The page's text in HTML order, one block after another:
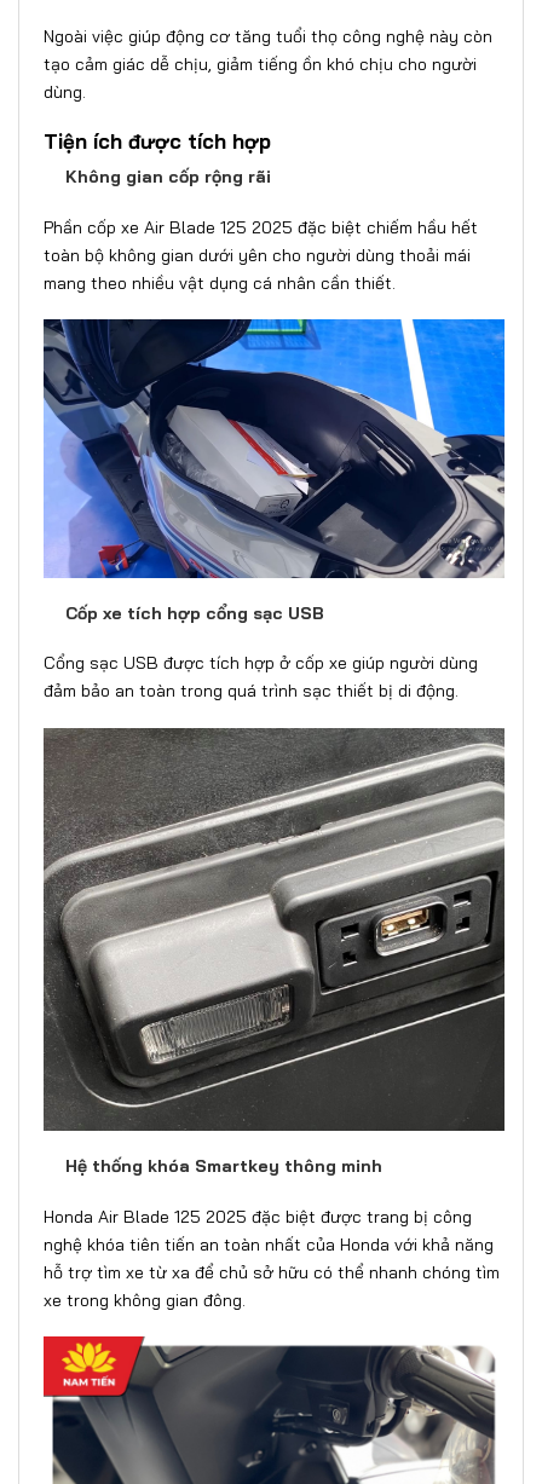
Ngoài việc giúp động cơ tăng tuổi thọ công nghệ này còn
tạo cảm giác dễ chịu, giảm tiếng ồn khó chịu cho người
dùng.
Tiện ích được tích hợp
Không gian cốp rộng rãi
Phần cốp xe Air Blade 125 2025 đặc biệt chiếm hầu hết
toàn bộ không gian dưới yên cho người dùng thoải mái
mang theo nhiều vật dụng cá nhân cần thiết.
Cốp xe tích hợp cổng sạc USB
Cổng sạc USB được tích hợp ở cốp xe giúp người dùng
đảm bảo an toàn trong quá trình sạc thiết bị di động.
Hệ thống khóa Smartkey thông minh
Honda Air Blade 125 2025 đặc biệt được trang bị công
nghệ khóa tiên tiến an toàn nhất của Honda với khả năng
hỗ trợ tìm xe từ xa để chủ sở hữu có thể nhanh chóng tìm
xe trong không gian đông.